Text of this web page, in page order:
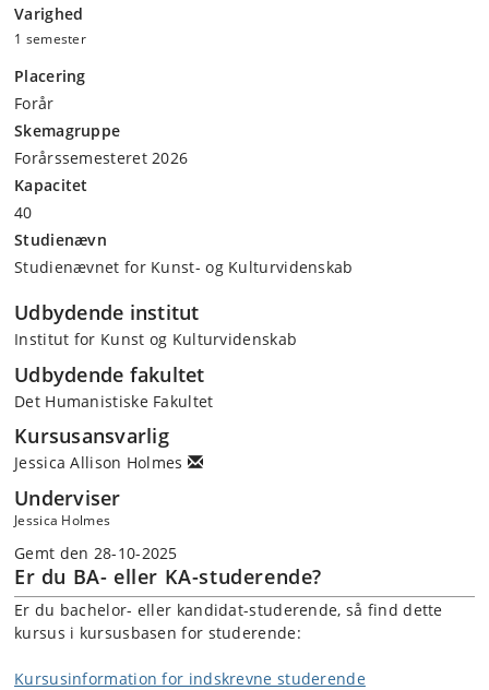
Varighed
1 semester
Placering
Forår
Skemagruppe
Forårssemesteret 2026
Kapacitet
40
Studienævn
Studienævnet for Kunst- og Kulturvidenskab
Udbydende institut
Institut for Kunst og Kulturvidenskab
Udbydende fakultet
Det Humanistiske Fakultet
Kursusansvarlig
Jessica Allison Holmes
Underviser
Jessica Holmes
Gemt den 28-10-2025
Er du BA- eller KA-studerende?
Er du bachelor- eller kandidat-studerende, så find dette
kursus i kursusbasen for studerende:
Kursusinformation for indskrevne studerende